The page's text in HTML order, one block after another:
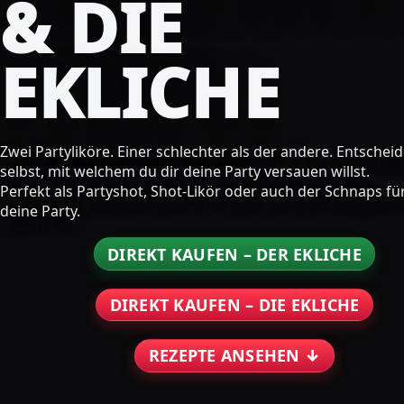
& DIE
EKLICHE
Zwei Partyliköre. Einer schlechter als der andere.
selbst, mit welchem du dir deine Party versauen willst.
Perfekt als Partyshot, Shot-Likör oder auch der Schnaps
deine Party.
DIREKT KAUFEN – DER EKLICHE
DIREKT KAUFEN – DIE EKLICHE
REZEPTE ANSEHEN ↓